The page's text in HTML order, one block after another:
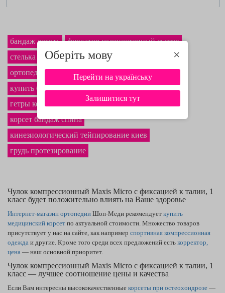
Оберіть мову ×
Перейти на українську
Залишитися тут
бандаж локоть
фиксатор голеностопный сустав
стелька плоскостопие цена
ортопедический корректор осанка
купить бюстгальтер компрессионный
гетры компрессионный спортивный
корсет бандаж спина
кинезиологический тейпирование киев
грудь протезирование
Чулок компрессионный Maxis Micro с фиксацией к талии, 1
класс будет положительно влиять на Ваше здоровье
Интернет-магазин ортопедии Шоп-Меди рекомендует купить
медицинский корсет по актуальной стоимости. Множество товаров
присутствует у нас на сайте, как например спортивная компрессионная
одежда и другие. Кроме того среди всех предложений есть корректор,
цена — наш основной приоритет.
Чулок компрессионный Maxis Micro с фиксацией к талии, 1
класс — лучшее соотношение цены и качества
Если Вам интересны высококачественные корсеты при остеохондрозе —